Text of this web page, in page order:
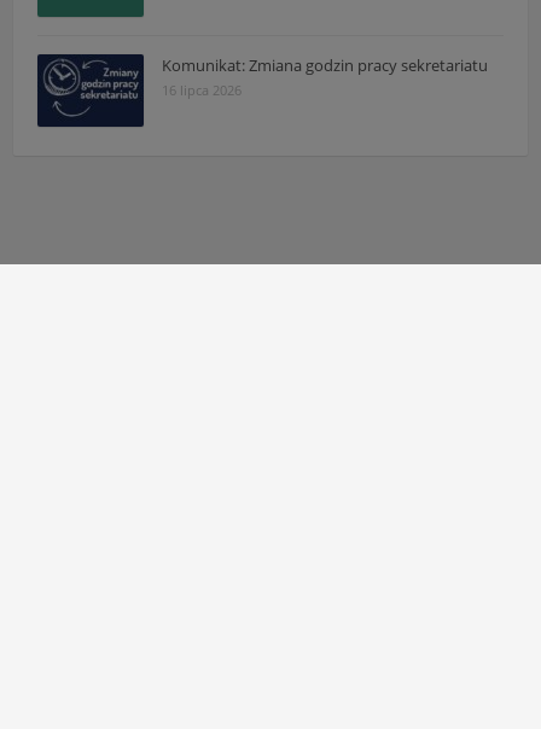
Komunikat: Zmiana godzin pracy sekretariatu
16 lipca 2026